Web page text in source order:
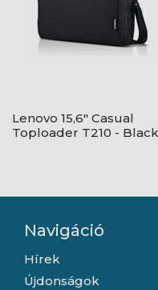
Lenovo 15,6" Casual
Toploader T210 - Black
Navigáció
Hírek
Újdonságok